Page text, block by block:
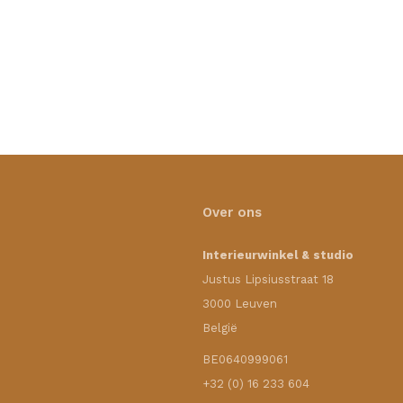
Over ons
Interieurwinkel & studio
Justus Lipsiusstraat 18
3000 Leuven
België
BE0640999061
+32 (0) 16 233 604